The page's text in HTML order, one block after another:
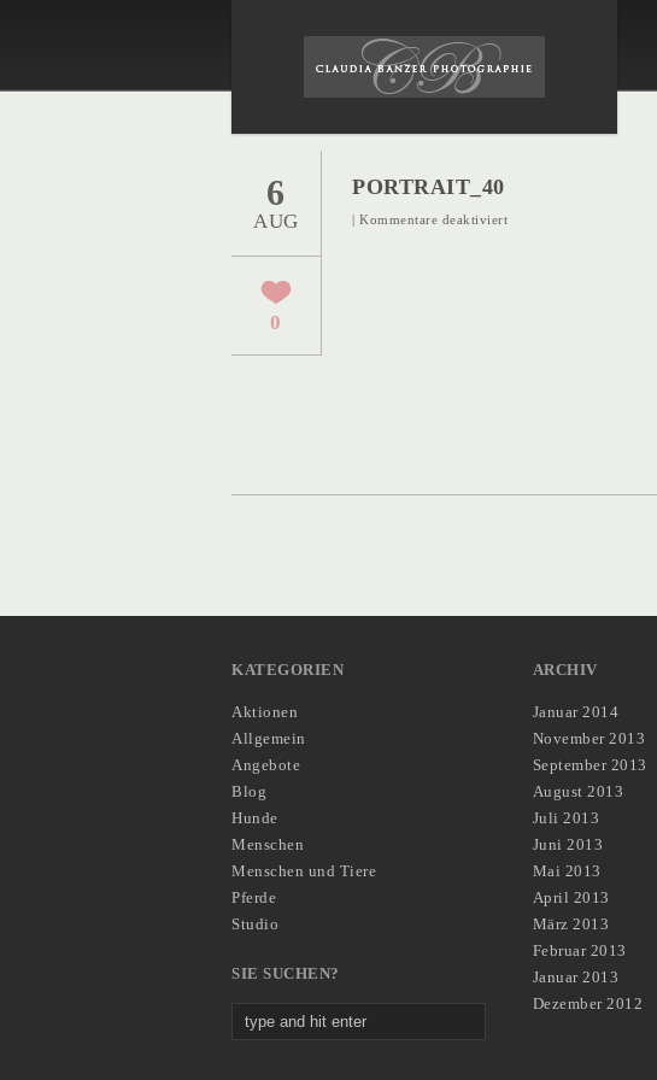
6
AUG
0
PORTRAIT_40
| Kommentare deaktiviertfür
KATEGORIEN
Aktionen
Allgemein
Angebote
Blog
Hunde
Menschen
Menschen und Tiere
Pferde
Studio
SIE SUCHEN?
ARCHIV
Januar 2014
November 2013
September 2013
August 2013
Juli 2013
Juni 2013
Mai 2013
April 2013
März 2013
Februar 2013
Januar 2013
Dezember 2012